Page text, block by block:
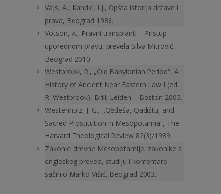
Vajs, A., Kandić, Lj., Opšta istorija države i
prava, Beograd 1986.
Votson, A., Pravni transplanti – Pristup
uporednom pravu, prevela Silva Mitrović,
Beograd 2010.
Westbrook, R., „Old Babylonian Period“, A
History of Ancient Near Eastern Law I (ed.
R. Westbrook), Brill, Leiden – Boston 2003.
Westenholz, J. G., „Qĕdešā, Qadištu, and
Sacred Prostitution in Meso­potamia“, The
Harvard Theological Review 82(3)/1989.
Zakonici drevne Mesopotamije, zakonike s
engleskog preveo, studiju i komentare
sačinio Marko Višić, Beograd 2003.